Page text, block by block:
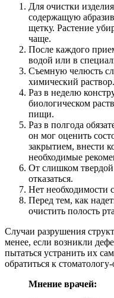
Для очистки
содержащую
щетку. Растение
чаще.
После каждого
водой или в
Съемную челюсть
химический раствор.
Раз в неделю
биологическом
пищи.
Раз в полгода
он мог оценить
закрытием, внести
необходимые
От слишком
отказаться.
Нет необходимости
Перед тем, как
очистить полость
Случаи разрушения
менее, если возникли
пытаться устранить их
обратиться к
Мнение врачей: